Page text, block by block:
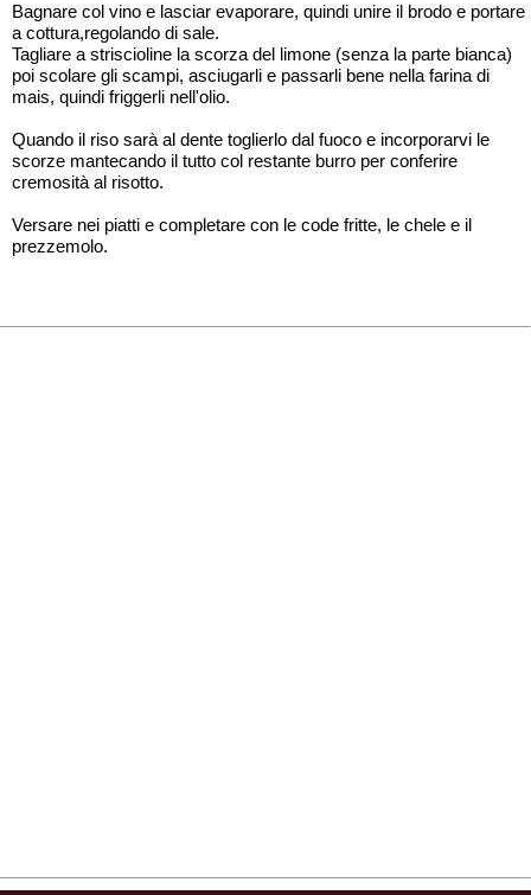
Bagnare col vino e lasciar evaporare, quindi unire il brodo e portare
a cottura,regolando di sale.
Tagliare a striscioline la scorza del limone (senza la parte bianca)
poi scolare gli scampi, asciugarli e passarli bene nella farina di
mais, quindi friggerli nell'olio.
Quando il riso sarà al dente toglierlo dal fuoco e incorporarvi le
scorze mantecando il tutto col restante burro per conferire
cremosità al risotto.
Versare nei piatti e completare con le code fritte, le chele e il
prezzemolo.